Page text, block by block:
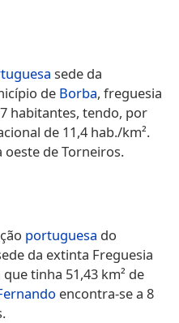
sede da
de Borba, freguesia
habitantes, tendo, por
de 11,4 hab./km².
oeste de Torneiros.
portuguesa do
da extinta Freguesia
tinha 51,43 km² de
encontra-se a 8